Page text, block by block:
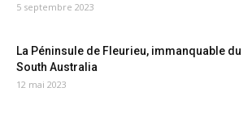
5 septembre 2023
La Péninsule de Fleurieu, immanquable du
South Australia
12 mai 2023